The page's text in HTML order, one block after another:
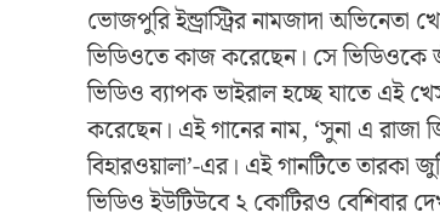
ভোজপুরি ইন্ড্রাস্ট্রির নামজাদা
ভিডিওতে কাজ করেছেন। সে ভিডিওকে
ভিডিও ব্যাপক ভাইরাল হচ্ছে যাতে এই
করেছেন। এই গানের নাম, ‘সুনা এ রাজা
বিহারওয়ালা’-এর। এই গানটিতে তারকা
ভিডিও ইউটিউবে ২ কোটিরও বেশিবার